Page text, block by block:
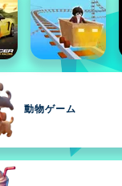
動物ゲーム